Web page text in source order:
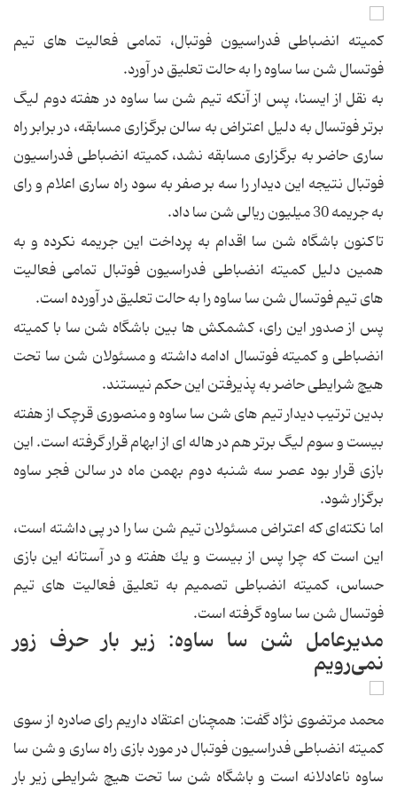
کمیته انضباطی فدراسیون فوتبال، تمامی فعالیت های تیم
فوتسال شن سا ساوه را به حالت تعلیق در آورد.
به نقل از ایسنا، پس از آنکه تیم شن سا ساوه در هفته دوم لیگ
برتر فوتسال به دلیل اعتراض به سالن برگزاری مسابقه، در برابر راه
ساری حاضر به برگزاری مسابقه نشد، کمیته انضباطی فدراسیون
فوتبال نتیجه این دیدار را سه بر صفر به سود راه ساری اعلام و رای
به جریمه 30 میلیون ریالی شن سا داد.
تاکنون باشگاه شن سا اقدام به پرداخت این جریمه نکرده و به
همین دلیل کمیته انضباطی فدراسیون فوتبال تمامی فعالیت
های تیم فوتسال شن سا ساوه را به حالت تعلیق در آورده است.
پس از صدور این رای، کشمکش ها بین باشگاه شن سا با کمیته
انضباطی و کمیته فوتسال ادامه داشته و مسئولان شن سا تحت
هیچ شرایطی حاضر به پذیرفتن این حکم نیستند.
بدین ترتیب دیدار تیم های شن سا ساوه و منصوری قرچک از هفته
بیست و سوم لیگ برتر هم در هاله ای از ابهام قرار گرفته است. این
بازی قرار بود عصر سه شنبه دوم بهمن ماه در سالن فجر ساوه
برگزار شود.
اما نكته‌ای که اعتراض مسئولان تیم شن سا را در پی داشته است،
این است كه چرا پس از بیست و یك هفته و در آستانه این بازی
حساس، كمیته انضباطی تصمیم به تعلیق فعالیت های تیم
فوتسال شن سا ساوه گرفته است.
مدیرعامل شن سا ساوه: زیر بار حرف زور
نمی‌رویم
محمد مرتضوی نژاد گفت: همچنان اعتقاد داریم رای صادره از سوی
کمیته انضباطی فدراسیون فوتبال در مورد بازی راه ساری و شن سا
ساوه ناعادلانه است و باشگاه شن سا تحت هیچ شرایطی زیر بار